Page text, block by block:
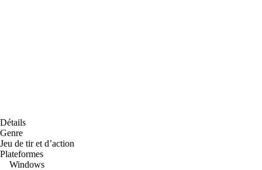
Détails
Genre
Jeu de tir et d’action
Plateformes
Windows